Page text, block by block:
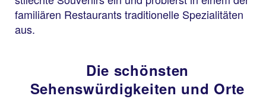
familiären Restaurants traditionelle Spezialitäten
aus.
Die schönsten
Sehenswürdigkeiten und Orte